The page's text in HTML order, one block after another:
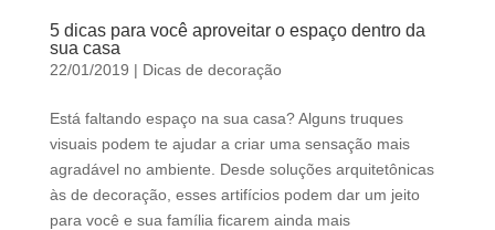
l
d
e
l
e
f
t
5 dicas para você aproveitar o espaço dentro da
sua casa
22/01/2019 | Dicas de decoração
Está faltando espaço na sua casa? Alguns truques
visuais podem te ajudar a criar uma sensação mais
agradável no ambiente. Desde soluções arquitetônicas
às de decoração, esses artifícios podem dar um jeito
para você e sua família ficarem ainda mais